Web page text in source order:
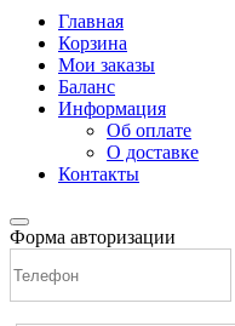
Главная
Корзина
Мои заказы
Баланс
Информация
Об оплате
О доставке
Контакты
Форма авторизации